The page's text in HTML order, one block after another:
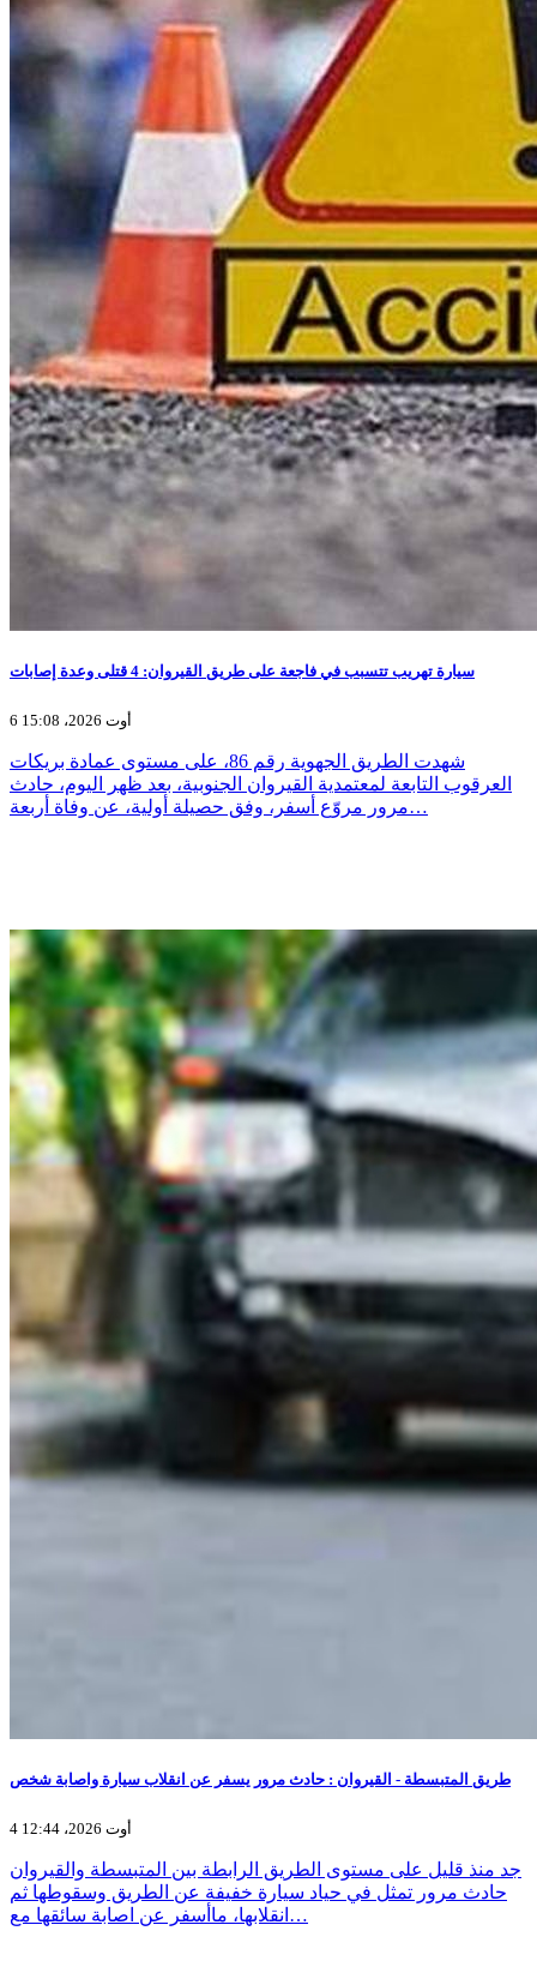
سيارة تهريب تتسبب في فاجعة على طريق القيروان: 4 قتلى وعدة إصابات
6 أوت 2026، 15:08
شهدت الطريق الجهوية رقم 86، على مستوى عمادة بريكات
العرقوب التابعة لمعتمدية القيروان الجنوبية، بعد ظهر اليوم، حادث
مرور مروّع أسفر، وفق حصيلة أولية، عن وفاة أربعة…
طريق المتبسطة - القيروان : حادث مرور يسفر عن انقلاب سيارة واصابة شخص
4 أوت 2026، 12:44
جد منذ قليل على مستوى الطريق الرابطة بين المتبسطة والقيروان
حادث مرور تمثل في حياد سيارة خفيفة عن الطريق وسقوطها ثم
انقلابها، ماأسفر عن اصابة سائقها مع…